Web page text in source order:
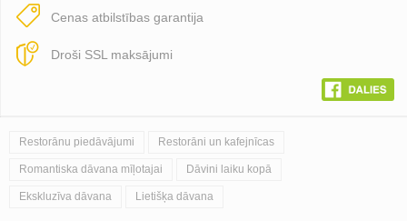
Cenas atbilstības garantija
Droši SSL maksājumi
Restorānu piedāvājumi Restorāni un kafejnīcas
Romantiska dāvana mīļotajai Dāvini laiku kopā
Ekskluzīva dāvana Lietišķa dāvana